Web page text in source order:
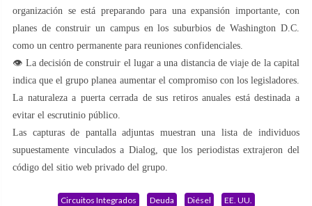
organización se está preparando para una expansión importante, con
planes de construir un campus en los suburbios de Washington D.C.
como un centro permanente para reuniones confidenciales.
👁 La decisión de construir el lugar a una distancia de viaje de la capital
indica que el grupo planea aumentar el compromiso con los legisladores.
La naturaleza a puerta cerrada de sus retiros anuales está destinada a
evitar el escrutinio público.
Las capturas de pantalla adjuntas muestran una lista de individuos
supuestamente vinculados a Dialog, que los periodistas extrajeron del
código del sitio web privado del grupo.
Circuitos Integrados Deuda Diésel
EE. UU.